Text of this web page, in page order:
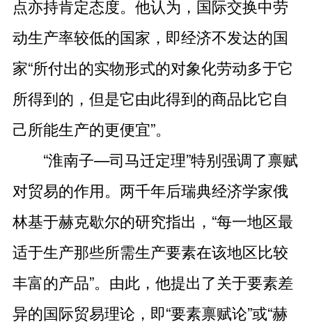
点亦持肯定态度。他认为，国际交换中劳
动生产率较低的国家，即经济不发达的国
家“所付出的实物形式的对象化劳动多于它
所得到的，但是它由此得到的商品比它自
己所能生产的更便宜”。
“淮南子—司马迁定理”特别强调了禀赋
对贸易的作用。两千年后瑞典经济学家俄
林基于赫克歇尔的研究指出，“每一地区最
适于生产那些所需生产要素在该地区比较
丰富的产品”。由此，他提出了关于要素差
异的国际贸易理论，即“要素禀赋论”或“赫